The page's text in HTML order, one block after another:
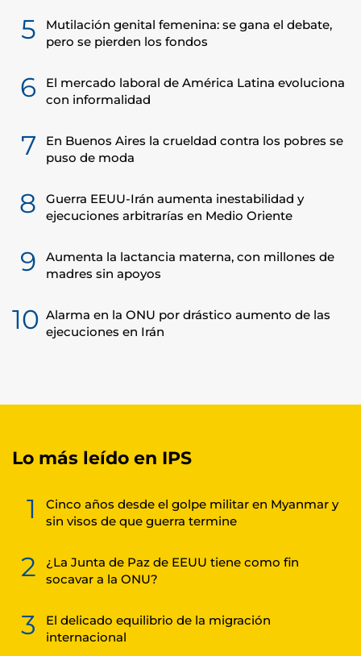
5
Mutilación genital femenina: se gana el debate,
pero se pierden los fondos
6
El mercado laboral de América Latina evoluciona
con informalidad
7
En Buenos Aires la crueldad contra los pobres se
puso de moda
8
Guerra EEUU-Irán aumenta inestabilidad y
ejecuciones arbitrarías en Medio Oriente
9
Aumenta la lactancia materna, con millones de
madres sin apoyos
10 Alarma en la ONU por drástico aumento de las
ejecuciones en Irán
Lo más leído en IPS
1
Cinco años desde el golpe militar en Myanmar y
sin visos de que guerra termine
2
¿La Junta de Paz de EEUU tiene como fin
socavar a la ONU?
3
El delicado equilibrio de la migración
internacional